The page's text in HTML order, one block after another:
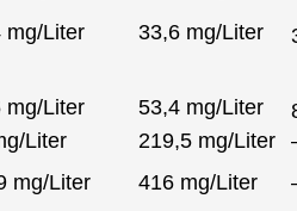
mg/Liter 33,6 mg/Liter
mg/Liter 53,4 mg/Liter
Liter 219,5 mg/Liter
mg/Liter 416 mg/Liter